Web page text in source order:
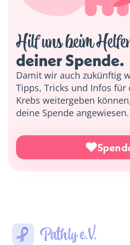
Hilf uns beim
deiner Spende.
Damit wir auch zukünftig
Tipps, Tricks und Infos für
Krebs weitergeben
deine Spende angewiesen.